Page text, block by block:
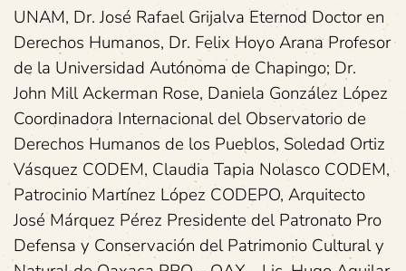
UNAM, Dr. José Rafael Grijalva Eternod Doctor en
Derechos Humanos, Dr. Felix Hoyo Arana Profesor
de la Universidad Autónoma de Chapingo; Dr.
John Mill Ackerman Rose, Daniela González López
Coordinadora Internacional del Observatorio de
Derechos Humanos de los Pueblos, Soledad Ortiz
Vásquez CODEM, Claudia Tapia Nolasco CODEM,
Patrocinio Martínez López CODEPO, Arquitecto
José Márquez Pérez Presidente del Patronato Pro
Defensa y Conservación del Patrimonio Cultural y